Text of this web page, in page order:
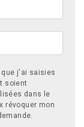
j'ai saisies
soient
dans le
révoquer mon